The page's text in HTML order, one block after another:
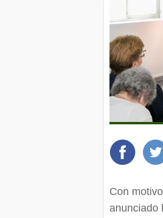
Con
anunciado